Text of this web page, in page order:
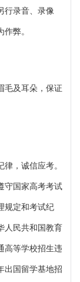
行录音、录像
弊。
毛及耳朵，保证
，诚信应考。
守国家高考考试
规定和考试纪
人民共和国教育
高等学校招生违
出国留学基地招